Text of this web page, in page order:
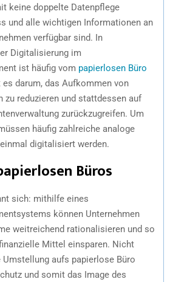
keine doppelte Datenpflege
und alle wichtigen Informationen an
verfügbar sind. In
Digitalisierung im
ist häufig vom papierlosen Büro
es darum, das Aufkommen von
zu reduzieren und stattdessen auf
zurückzugreifen. Um
häufig zahlreiche analoge
digitalisiert werden.
Büros
sich: mithilfe eines
können Unternehmen
weitreichend rationalisieren und so
Mittel einsparen. Nicht
aufs papierlose Büro
und somit das Image des